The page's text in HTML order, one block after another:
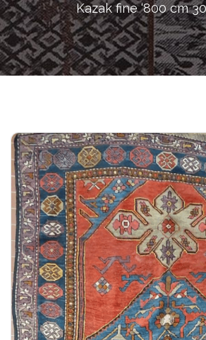
Kazak fine ‘800 cm